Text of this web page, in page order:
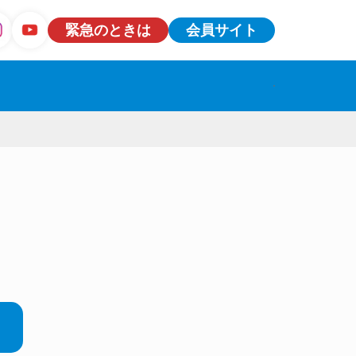
緊急のときは 会員サイト